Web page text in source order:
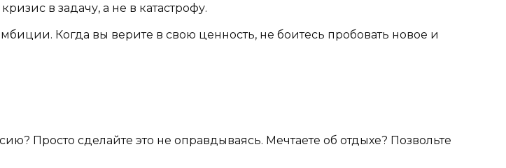
в задачу, а не в катастрофу.
Когда вы верите в свою ценность, не боитесь пробовать новое и
Просто сделайте это не оправдываясь. Мечтаете об отдыхе? Позвольте